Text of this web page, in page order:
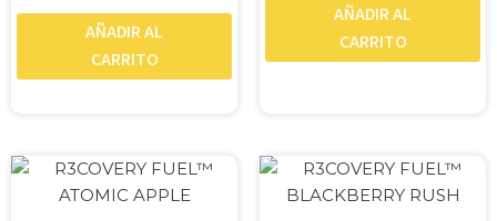
AÑADIR AL
CARRITO
AÑADIR AL
CARRITO